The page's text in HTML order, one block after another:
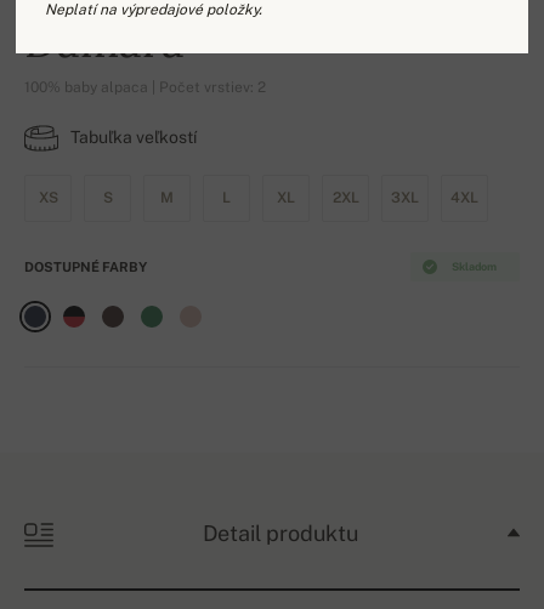
Damara
100% baby alpaca | Počet vrstiev: 2
Tabuľka veľkostí
XS S M L XL 2XL 3XL 4XL
Skladom
DOSTUPNÉ FARBY
Detail produktu
Neplatí na výpredajové položky.